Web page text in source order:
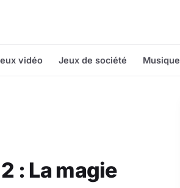
vidéo Jeux de société Musique
: La magie